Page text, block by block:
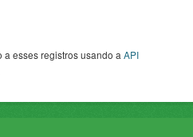
a esses registros usando aAPI